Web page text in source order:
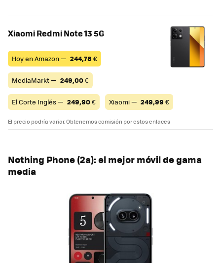
Xiaomi Redmi Note 13 5G
Hoy en Amazon — 244,78 €
MediaMarkt — 249,00€
El Corte Inglés — 249,90€ Xiaomi — 249,99 €
El precio podría variar. Obtenemos comisión por estos enlaces
Nothing Phone (2a): el mejor móvil de gama
media